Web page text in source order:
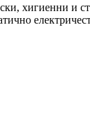
хигиенни и